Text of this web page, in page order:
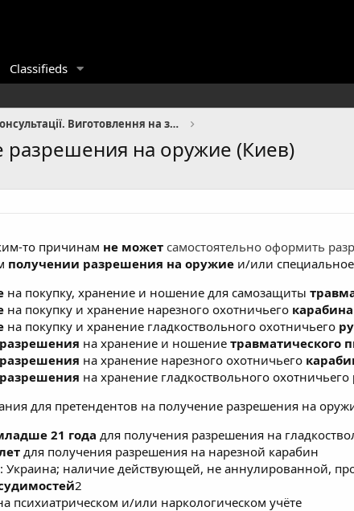
Classifieds
Послуги. Консультації. Виготовлення на замовлення.
на оружие (Киев)
то причинам не может самостоятельно оформить
получении разрешения на оружие и/или специальное
на покупку, хранение и ношение для самозащиты
на покупку и хранение нарезного охотничьего карабина
на покупку и хранение гладкоствольного охотничьего
на хранение и ношение травматического
на хранение нарезного охотничьего
на хранение гладкоствольного охотничьего
для претендентов на получение разрешения на
21 года для получения разрешения на
для получения разрешения на нарезной карабин
Украина; наличие действующей, не аннулированной,
2
психиатрическом и/или наркологическом учёте